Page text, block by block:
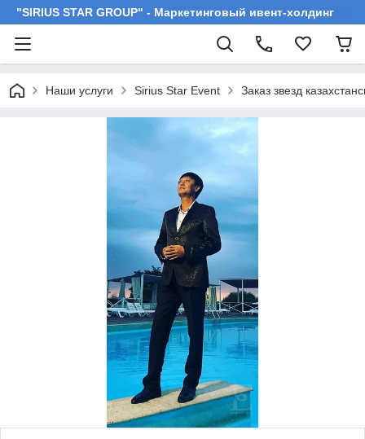
"SIRIUS STAR GROUP" - Маркетинговый ивент-холдинг
Наши услуги Sirius Star Event Заказ звезд